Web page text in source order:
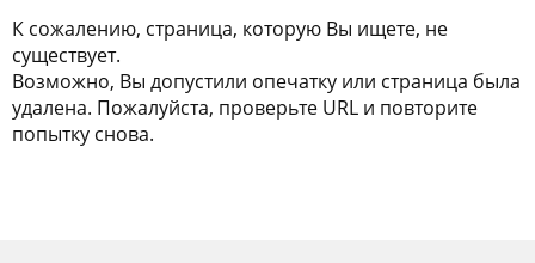
К сожалению, страница, которую Вы ищете, не
существует.
Возможно, Вы допустили опечатку или страница была
удалена. Пожалуйста, проверьте URL и повторите
попытку снова.